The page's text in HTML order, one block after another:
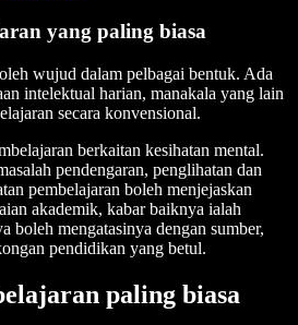
yang paling biasa
wujud dalam pelbagai bentuk. Ada
intelektual harian, manakala yang lain
secara konvensional.
berkaitan kesihatan mental.
pendengaran, penglihatan dan
pembelajaran boleh menjejaskan
akademik, kabar baiknya ialah
boleh mengatasinya dengan sumber,
pendidikan yang betul.
paling biasa